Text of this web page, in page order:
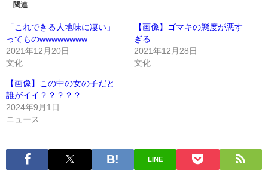
関連
「これできる人地味に凄い」
ってものwwwwwwww
2021年12月20日
文化
【画像】ゴマキの態度が悪す
ぎる
2021年12月28日
文化
【画像】この中の女の子だと
誰がイイ？？？？？
2024年9月1日
ニュース
LINE